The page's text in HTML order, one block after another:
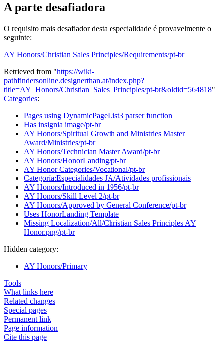
A parte desafiadora
O requisito mais desafiador desta especialidade é provavelmente o
seguinte:
AY Honors/Christian Sales Principles/Requirements/pt-br
Retrieved from "https://wiki-
pathfindersonline.designerthan.at/index.php?
title=AY_Honors/Christian_Sales_Principles/pt-br&oldid=564818"
Categories:
Pages using DynamicPageList3 parser function
Has insignia image/pt-br
AY Honors/Spiritual Growth and Ministries Master
Award/Ministries/pt-br
AY Honors/Technician Master Award/pt-br
AY Honors/HonorLanding/pt-br
AY Honor Categories/Vocational/pt-br
Categoría:Especialidades JA/Atividades profissionais
AY Honors/Introduced in 1956/pt-br
AY Honors/Skill Level 2/pt-br
AY Honors/Approved by General Conference/pt-br
Uses HonorLanding Template
Missing Localization/All/Christian Sales Principles AY
Honor.png/pt-br
Hidden category:
AY Honors/Primary
Tools
What links here
Related changes
Special pages
Permanent link
Page information
Cite this page